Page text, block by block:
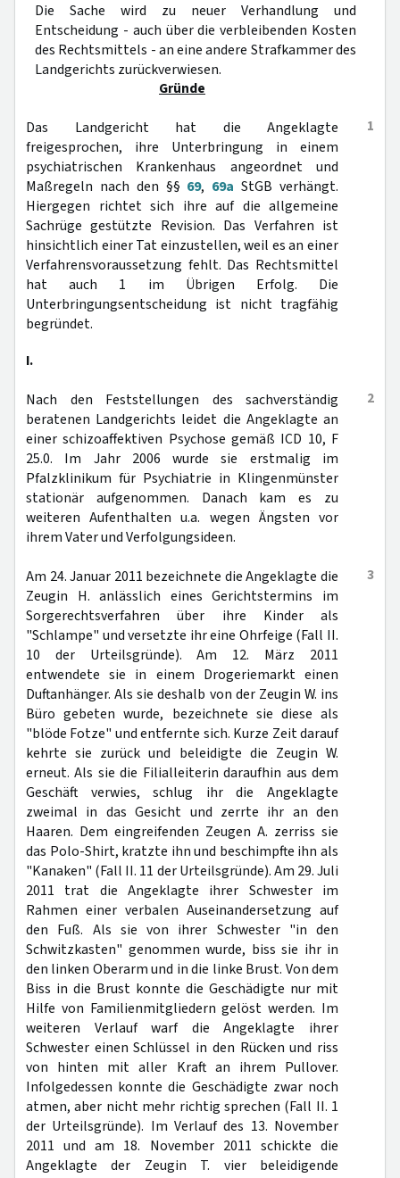
Die Sache wird zu neuer Verhandlung und
Entscheidung - auch über die verbleibenden Kosten
des Rechtsmittels - an eine andere Strafkammer des
Landgerichts zurückverwiesen.
Gründe
1
Das Landgericht hat die Angeklagte
freigesprochen, ihre Unterbringung in einem
psychiatrischen Krankenhaus angeordnet und
Maßregeln nach den §§ 69, 69a StGB verhängt.
Hiergegen richtet sich ihre auf die allgemeine
Sachrüge gestützte Revision. Das Verfahren ist
hinsichtlich einer Tat einzustellen, weil es an einer
Verfahrensvoraussetzung fehlt. Das Rechtsmittel
hat auch 1 im Übrigen Erfolg. Die
Unterbringungsentscheidung ist nicht tragfähig
begründet.
I.
2
Nach den Feststellungen des sachverständig
beratenen Landgerichts leidet die Angeklagte an
einer schizoaffektiven Psychose gemäß ICD 10, F
25.0. Im Jahr 2006 wurde sie erstmalig im
Pfalzklinikum für Psychiatrie in Klingenmünster
stationär aufgenommen. Danach kam es zu
weiteren Aufenthalten u.a. wegen Ängsten vor
ihrem Vater und Verfolgungsideen.
3
Am 24. Januar 2011 bezeichnete die Angeklagte die
Zeugin H. anlässlich eines Gerichtstermins im
Sorgerechtsverfahren über ihre Kinder als
"Schlampe" und versetzte ihr eine Ohrfeige (Fall II.
10 der Urteilsgründe). Am 12. März 2011
entwendete sie in einem Drogeriemarkt einen
Duftanhänger. Als sie deshalb von der Zeugin W. ins
Büro gebeten wurde, bezeichnete sie diese als
"blöde Fotze" und entfernte sich. Kurze Zeit darauf
kehrte sie zurück und beleidigte die Zeugin W.
erneut. Als sie die Filialleiterin daraufhin aus dem
Geschäft verwies, schlug ihr die Angeklagte
zweimal in das Gesicht und zerrte ihr an den
Haaren. Dem eingreifenden Zeugen A. zerriss sie
das Polo-Shirt, kratzte ihn und beschimpfte ihn als
"Kanaken" (Fall II. 11 der Urteilsgründe). Am 29. Juli
2011 trat die Angeklagte ihrer Schwester im
Rahmen einer verbalen Auseinandersetzung auf
den Fuß. Als sie von ihrer Schwester "in den
Schwitzkasten" genommen wurde, biss sie ihr in
den linken Oberarm und in die linke Brust. Von dem
Biss in die Brust konnte die Geschädigte nur mit
Hilfe von Familienmitgliedern gelöst werden. Im
weiteren Verlauf warf die Angeklagte ihrer
Schwester einen Schlüssel in den Rücken und riss
von hinten mit aller Kraft an ihrem Pullover.
Infolgedessen konnte die Geschädigte zwar noch
atmen, aber nicht mehr richtig sprechen (Fall II. 1
der Urteilsgründe). Im Verlauf des 13. November
2011 und am 18. November 2011 schickte die
Angeklagte der Zeugin T. vier beleidigende